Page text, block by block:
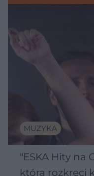
MUZYKA
"ESKA Hity na
która rozkręci